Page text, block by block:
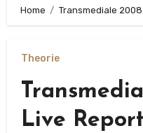
Home Transmediale
Theorie
Live Report